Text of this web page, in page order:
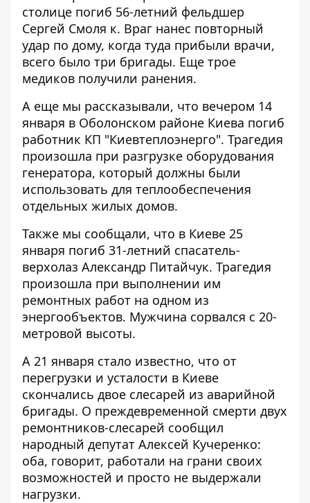
столице погиб 56-летний фельдшер
Сергей Смоля к. Враг нанес повторный
удар по дому, когда туда прибыли врачи,
всего было три бригады. Еще трое
медиков получили ранения.
А еще мы рассказывали, что вечером 14
января в Оболонском районе Киева погиб
работник КП "Киевтеплоэнерго". Трагедия
произошла при разгрузке оборудования
генератора, который должны были
использовать для теплообеспечения
отдельных жилых домов.
Также мы сообщали, что в Киеве 25
января погиб 31-летний спасатель-
верхолаз Александр Питайчук. Трагедия
произошла при выполнении им
ремонтных работ на одном из
энергообъектов. Мужчина сорвался с 20-
метровой высоты.
А 21 января стало известно, что от
перегрузки и усталости в Киеве
скончались двое слесарей из аварийной
бригады. О преждевременной смерти двух
ремонтников-слесарей сообщил
народный депутат Алексей Кучеренко:
оба, говорит, работали на грани своих
возможностей и просто не выдержали
нагрузки.